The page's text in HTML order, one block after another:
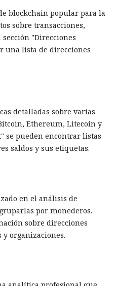
blockchain popular para la
sobre transacciones,
"Direcciones
una lista de direcciones
detalladas sobre varias
Ethereum, Litecoin y
se pueden encontrar listas
saldos y sus etiquetas.
en el análisis de
por monederos.
sobre direcciones
organizaciones.